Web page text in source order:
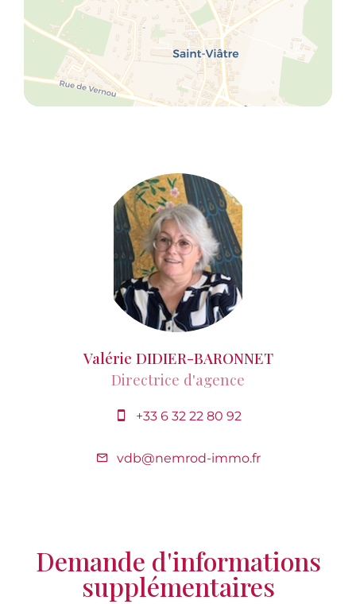
Valérie DIDIER-BARONNET
Directrice d'agence
+33 6 32 22 80 92
vdb@nemrod-immo.fr
Demande d'informations
supplémentaires